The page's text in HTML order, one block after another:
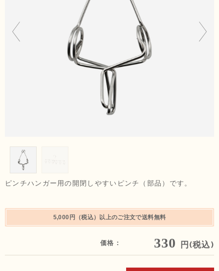
蒸し器・そ
の他調理小物
洗濯・バスケ
ット
ピンチハンガー用の開閉しやすいピンチ（部品）です。
5,000円（税込）以上のご注文で送料無料
価格： 330 円(税込)